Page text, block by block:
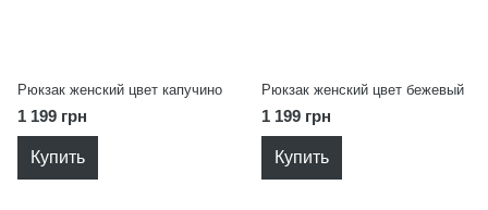
Рюкзак женский цвет капучино
1 199 грн
Купить
Рюкзак женский цвет бежевый
1 199 грн
Купить